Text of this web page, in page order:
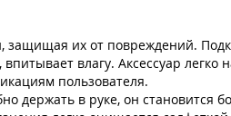
защищая их от повреждений.
влагу. Аксессуар легко
пользователя.
держать в руке, он становится